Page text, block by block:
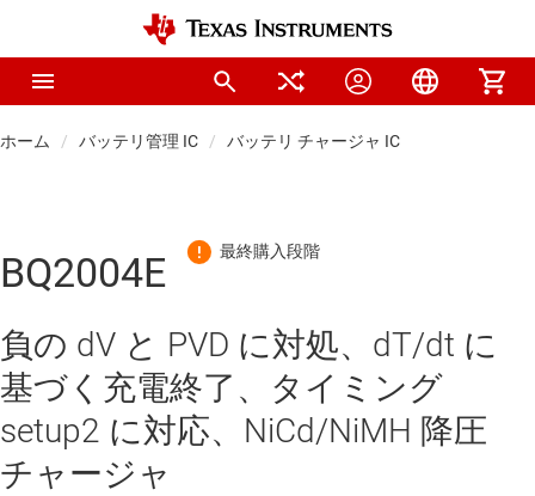
ホーム バッテリ管理 IC バッテリ チャージャ IC
BQ2004E
負の dV と PVD に対処、dT/dt に
基づく充電終了、タイミング
setup2 に対応、NiCd/NiMH 降圧
チャージャ